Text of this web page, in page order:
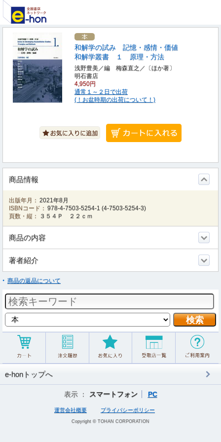
和解学の試み 記憶・感情・価値
和解学叢書 １ 原理・方法
浅野豊美／編 梅森直之／〔ほか著〕
明石書店
4,950円
通常１～２日で出荷
(！お盆時期の出荷について！)
商品情報
出版年月： 2021年8月
ISBNコード： 978-4-7503-5254-1 (4-7503-5254-3)
頁数・縦：
３５４Ｐ ２２ｃｍ
商品の内容
著者紹介
商品の返品について
e-honトップへ
表示 ： スマートフォン PC
運営会社概要 プライバシーポリシー
Copyright © TOHAN CORPORATION